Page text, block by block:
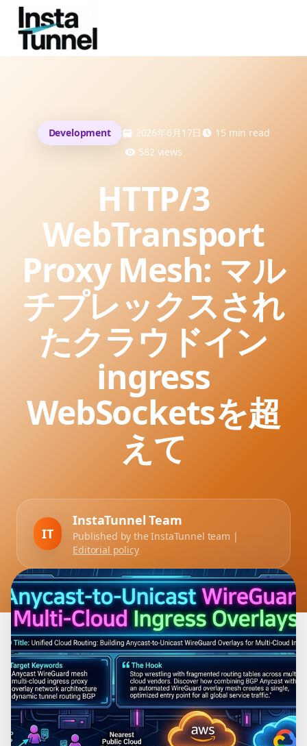
Development 2026年6月17日 15 min read
582 views
HTTP/3
WebTransport
Proxy Mesh: マル
チプレックスされ
たクラウドイン
ingress
WebSocketsを超
えて
IT
InstaTunnel Team
Published by the InstaTunnel team |
Editorial policy